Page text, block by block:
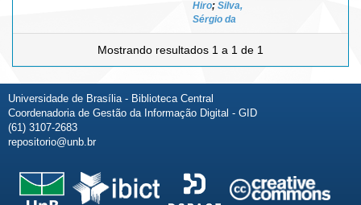
Hiro; Silva,
Sérgio da
Mostrando resultados 1 a 1 de 1
Universidade de Brasília - Biblioteca Central
Coordenadoria de Gestão da Informação Digital - GID
(61) 3107-2683
repositorio@unb.br